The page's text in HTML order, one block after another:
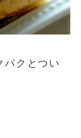
パクとつい